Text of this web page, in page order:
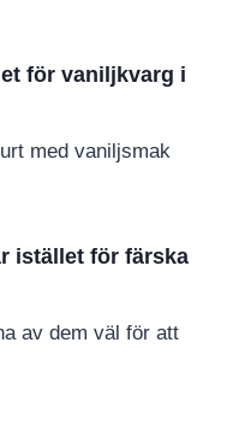
för vaniljkvarg i
med vaniljsmak
istället för färska
av dem väl för att